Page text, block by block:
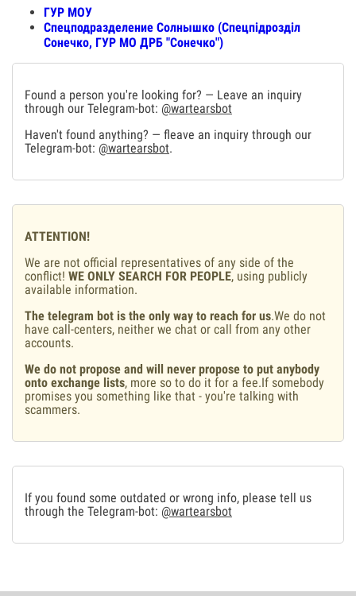
ГУР МОУ
Спецподразделение Солнышко (Спецпiдроздiл
Сонечко, ГУР МО ДРБ "Сонечко")
Found a person you're looking for? — Leave an inquiry
through our Telegram-bot: @wartearsbot
Haven't found anything? — fleave an inquiry through our
Telegram-bot: @wartearsbot.
ATTENTION!
We are not official representatives of any side of the
conflict! WE ONLY SEARCH FOR PEOPLE, using publicly
available information.
The telegram bot is the only way to reach for us.We do not
have call-centers, neither we chat or call from any other
accounts.
We do not propose and will never propose to put anybody
onto exchange lists, more so to do it for a fee.If somebody
promises you something like that - you're talking with
scammers.
If you found some outdated or wrong info, please tell us
through the Telegram-bot: @wartearsbot